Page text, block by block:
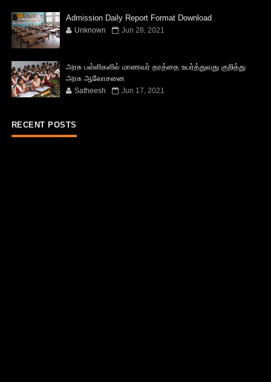
Admission Daily Report Format Download
Unknown Jun 28, 2021
அரசு பள்ளிகளில் மாணவர் தரத்தை உயர்த்துவது குறித்து
அரசு ஆலோசனை
Satheesh Jun 17, 2021
RECENT POSTS